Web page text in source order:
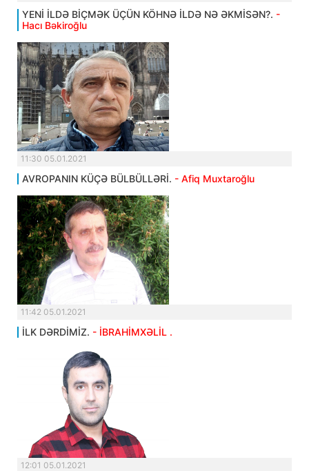
YENİ İLDƏ BİÇMƏK ÜÇÜN KÖHNƏ İLDƏ NƏ ƏKMİSƏN?. -
Hacı Bəkiroğlu
11:30 05.01.2021
AVROPANIN KÜÇƏ BÜLBÜLLƏRİ. - Afiq Muxtaroğlu
11:42 05.01.2021
İLK DƏRDİMİZ. - İBRAHİMXƏLİL .
12:01 05.01.2021